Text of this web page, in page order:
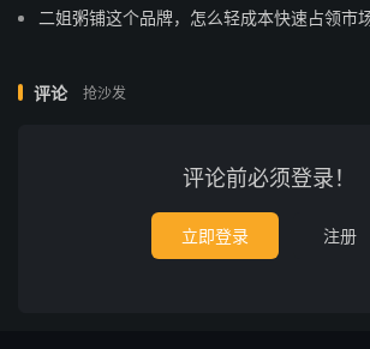
二姐粥铺这个品牌，怎么轻成本快速占领市
评论 抢沙发
评论前必须登录！
立即登录 注册